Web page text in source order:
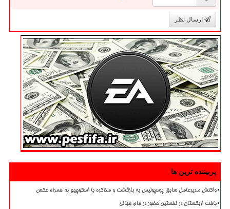
ارسال نظر
پربیننده ترین ها
واکنش مدیرعامل سابق پرسپولیس به بازگشت و مذاکره با اسکوچیچ به همراه عکس
باخت ازبکستان در نخستین حضور در جام جهانی